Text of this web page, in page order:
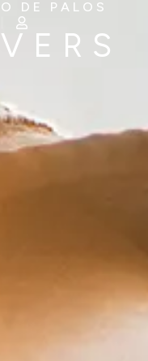
DE PALOS